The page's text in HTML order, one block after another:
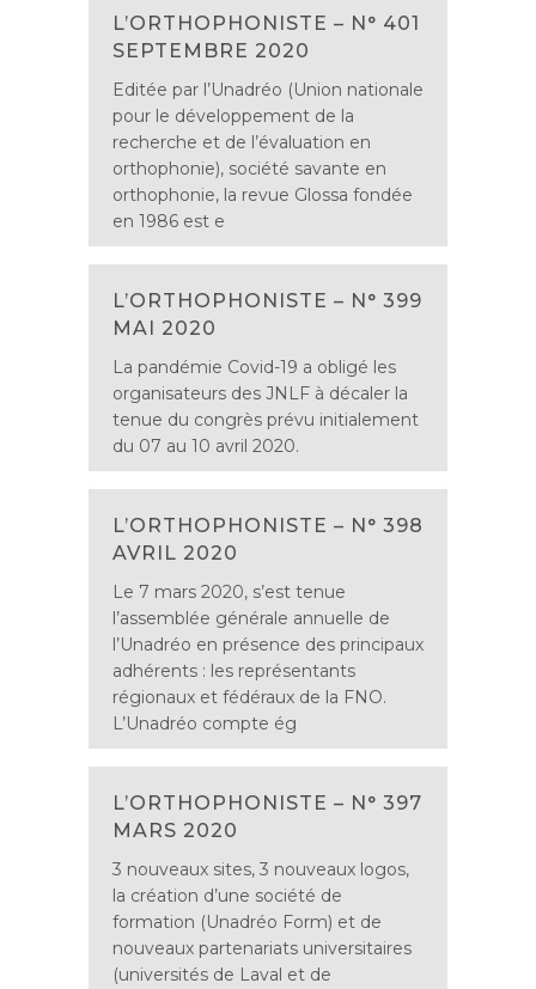
L’ORTHOPHONISTE – N° 401
SEPTEMBRE 2020
Editée par l’Unadréo (Union nationale
pour le développement de la
recherche et de l’évaluation en
orthophonie), société savante en
orthophonie, la revue Glossa fondée
en 1986 est e
L’ORTHOPHONISTE – N° 399
MAI 2020
La pandémie Covid-19 a obligé les
organisateurs des JNLF à décaler la
tenue du congrès prévu initialement
du 07 au 10 avril 2020.
L’ORTHOPHONISTE – N° 398
AVRIL 2020
Le 7 mars 2020, s’est tenue
l’assemblée générale annuelle de
l’Unadréo en présence des principaux
adhérents : les représentants
régionaux et fédéraux de la FNO.
L’Unadréo compte ég
L’ORTHOPHONISTE – N° 397
MARS 2020
3 nouveaux sites, 3 nouveaux logos,
la création d’une société de
formation (Unadréo Form) et de
nouveaux partenariats universitaires
(universités de Laval et de